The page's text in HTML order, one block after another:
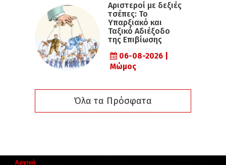
Αριστεροί με δεξιές
τσέπες: Το
Υπαρξιακό και
Ταξικό Αδιέξοδο
της Επιβίωσης
06-08-2026 |
Μώμος
Όλα τα Πρόσφατα
Αρχική